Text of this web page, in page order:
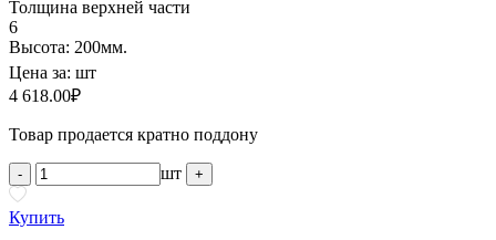
Толщина верхней части
6
Высота: 200мм.
Цена за: шт
4 618.00₽
Товар продается кратно поддону
- шт +
Купить